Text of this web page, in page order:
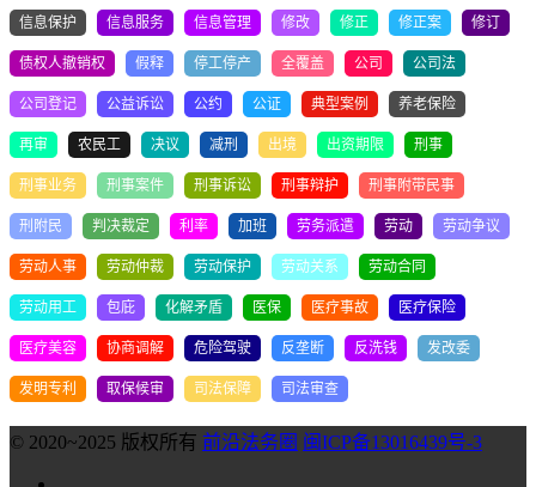
信息保护 信息服务 信息管理 修改 修正 修正案 修订
债权人撤销权 假释 停工停产 全覆盖 公司 公司法
公司登记 公益诉讼 公约 公证 典型案例 养老保险
再审 农民工 决议 减刑 出境 出资期限 刑事
刑事业务 刑事案件 刑事诉讼 刑事辩护 刑事附带民事
刑附民 判决裁定 利率 加班 劳务派遣 劳动 劳动争议
劳动人事 劳动仲裁 劳动保护 劳动关系 劳动合同
劳动用工 包庇 化解矛盾 医保 医疗事故 医疗保险
医疗美容 协商调解 危险驾驶 反垄断 反洗钱 发改委
发明专利 取保候审 司法保障 司法审查
© 2020~2025 版权所有 前沿法务圈 闽ICP备13016439号-3